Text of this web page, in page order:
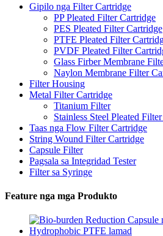
Gipilo nga Filter Cartridge
PP Pleated Filter Cartridge
PES Pleated Filter Cartridge
PTFE Pleated Filter
PVDF Pleated Filter
Glass Firber Membrane
Naylon Membrane Filter
Filter Housing
Metal Filter Cartridge
Titanium Filter
Stainless Steel Pleated
Taas nga Flow Filter Cartridge
String Wound Filter Cartridge
Capsule Filter
Pagsala sa Integridad Tester
Filter sa Syringe
Feature nga mga Produkto